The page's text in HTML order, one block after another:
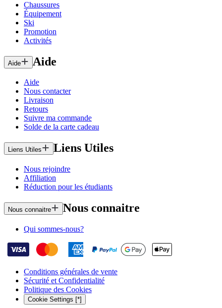
Chaussures
Équipement
Ski
Promotion
Activités
Aide Aide
Aide
Nous contacter
Livraison
Retours
Suivre ma commande
Solde de la carte cadeau
Liens Utiles Liens Utiles
Nous rejoindre
Affiliation
Réduction pour les étudiants
Nous connaitre Nous connaitre
Qui sommes-nous?
Conditions générales de vente
Sécurité et Confidentialité
Politique des Cookies
Cookie Settings [*]